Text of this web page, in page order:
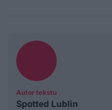
Autor tekstu
Spotted Lublin